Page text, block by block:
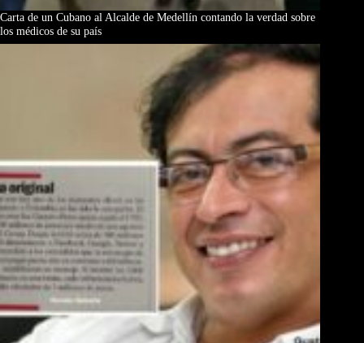
Carta de un Cubano al Alcalde de Medellín contando la verdad sobre
los médicos de su país